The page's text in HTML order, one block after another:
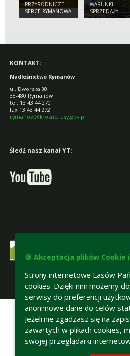
PRZYRODNICZE
SERCE RYMANOWA
ZDROJU
WARUNKI
SPRZEDAŻY
DREWNA
KONTAKT:
Nadleśnictwo Rymanów
ul. Dworska 38
38-480 Rymanów
tel. 13 43 44 270
fax 13 43 44 272
rymanow@krosno.lasy.gov.pl
Śledź nasz kanał YT:
🍪 Akceptacja plików Cookie
Strony internetowe Lasów
cookies. Dzięki nim możemy
serwisy do preferencji
anonimowe dane do celów
Jeżeli nie zgadzasz się na
zawartych w plikach cookies,
swojej przeglądarki